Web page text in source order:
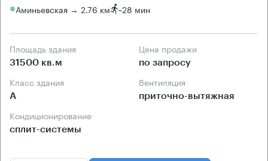
Аминьевская → 2.76 км ~28 мин
Площадь здания
31500 кв.м
Цена продажи
по запросу
Класс здания
А
Вентиляция
приточно-вытяжная
Кондиционирование
сплит-системы